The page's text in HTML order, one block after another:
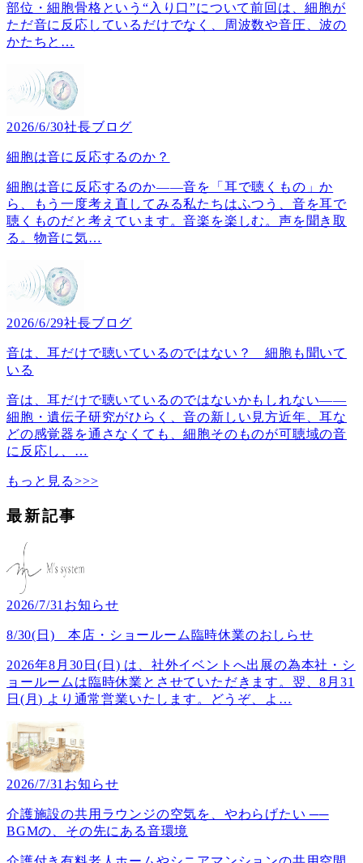
部位・細胞骨格という“入り口”について前回は、細胞が
ただ音に反応しているだけでなく、周波数や音圧、波の
かたちと …
2026/6/30社長ブログ
細胞は音に反応するのか？
細胞は音に反応するのか――音を「耳で聴くもの」か
ら、もう一度考え直してみる私たちはふつう、音を耳で
聴くものだと考えています。音楽を楽しむ。声を聞き取
る。物音に気…
2026/6/29社長ブログ
音は、耳だけで聴いているのではない？ 細胞も聞いて
いる
音は、耳だけで聴いているのではないかもしれない――
細胞・遺伝子研究がひらく、音の新しい見方近年、耳な
どの感覚器を通さなくても、細胞そのものが可聴域の音
に反応し、 …
もっと見る>>>
最新記事
2026/7/31 お知らせ
8/30(日) 本店・ショールーム臨時休業のおしらせ
2026年8月30日(日) は、社外イベントへ出展の為本社・シ
ョールームは臨時休業とさせていただきます。翌、8月31
日(月) より通常営業いたします。どうぞ、よ …
2026/7/31 お知らせ
介護施設の共用ラウンジの空気を、やわらげたい ──
BGMの、その先にある音環境